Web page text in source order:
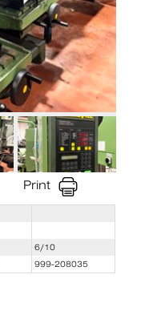
Print
6/10
999-208035